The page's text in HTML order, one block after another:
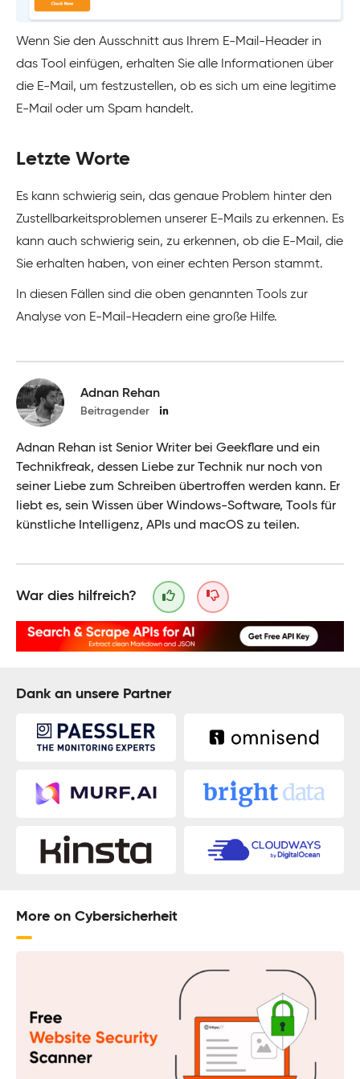
Wenn Sie den Ausschnitt aus Ihrem E-Mail-Header in
das Tool einfügen, erhalten Sie alle Informationen über
die E-Mail, um festzustellen, ob es sich um eine legitime
E-Mail oder um Spam handelt.
Letzte Worte
Es kann schwierig sein, das genaue Problem hinter den
Zustellbarkeitsproblemen unserer E-Mails zu erkennen. Es
kann auch schwierig sein, zu erkennen, ob die E-Mail, die
Sie erhalten haben, von einer echten Person stammt.
In diesen Fällen sind die oben genannten Tools zur
Analyse von E-Mail-Headern eine große Hilfe.
Adnan Rehan
Beitragender
Adnan Rehan ist Senior Writer bei Geekflare und ein
Technikfreak, dessen Liebe zur Technik nur noch von
seiner Liebe zum Schreiben übertroffen werden kann. Er
liebt es, sein Wissen über Windows-Software, Tools für
künstliche Intelligenz, APIs und macOS zu teilen.
War dies hilfreich?
Dank an unsere Partner
More on Cybersicherheit